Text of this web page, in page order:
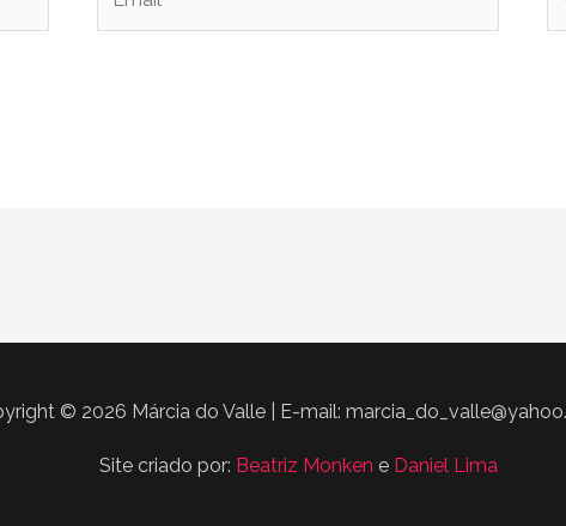
© 2026 Márcia do Valle | E-mail:
Site criado por: Beatriz Monken e Daniel Lima